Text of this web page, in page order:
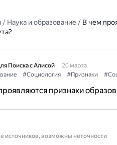
/ Наука и образование / В чем
Поиска с Алисой
20 марта
#Социология #Признаки
признаки
источников, возможны неточности